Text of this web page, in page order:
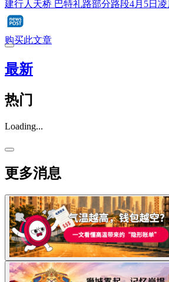
建行人天桥 巴特礼路部分路段4月5日凌
购买此文章
最新
热门
Loading...
更多消息